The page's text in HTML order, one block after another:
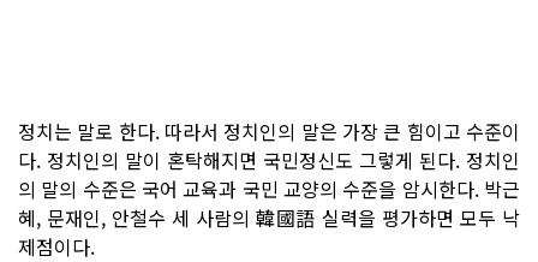
정치는 말로 한다. 따라서 정치인의 말은 가장 큰 힘이고 수준이
다. 정치인의 말이 혼탁해지면 국민정신도 그렇게 된다. 정치인
의 말의 수준은 국어 교육과 국민 교양의 수준을 암시한다. 박근
혜, 문재인, 안철수 세 사람의 韓國語 실력을 평가하면 모두 낙
제점이다.